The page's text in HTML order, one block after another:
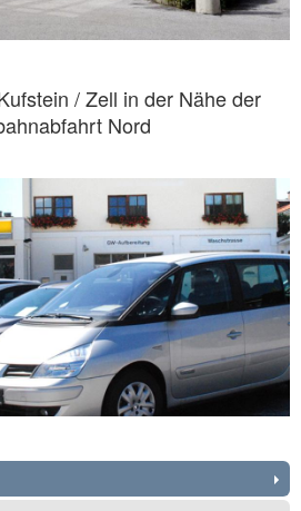
/ Zell in der Nähe der
Nord